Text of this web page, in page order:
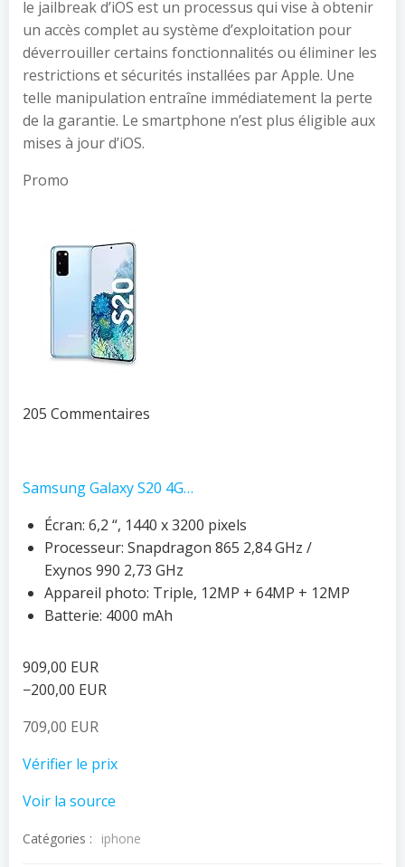
le jailbreak d’iOS est un processus qui vise à obtenir
un accès complet au système d’exploitation pour
déverrouiller certains fonctionnalités ou éliminer les
restrictions et sécurités installées par Apple. Une
telle manipulation entraîne immédiatement la perte
de la garantie. Le smartphone n’est plus éligible aux
mises à jour d’iOS.
Promo
205 Commentaires
Samsung Galaxy S20 4G…
Écran: 6,2 “, 1440 x 3200 pixels
Processeur: Snapdragon 865 2,84 GHz /
Exynos 990 2,73 GHz
Appareil photo: Triple, 12MP + 64MP + 12MP
Batterie: 4000 mAh
909,00 EUR
−200,00 EUR
709,00 EUR
Vérifier le prix
Voir la source
Catégories : iphone